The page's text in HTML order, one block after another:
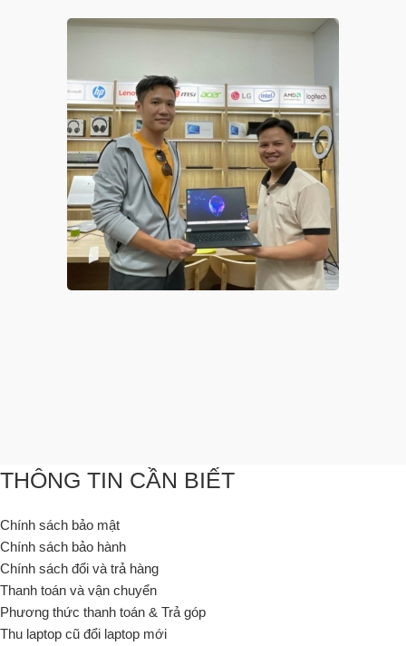
THÔNG TIN CẦN BIẾT
Chính sách bảo mật
Chính sách bảo hành
Chính sách đổi và trả hàng
Thanh toán và vận chuyển
Phương thức thanh toán & Trả góp
Thu laptop cũ đổi laptop mới